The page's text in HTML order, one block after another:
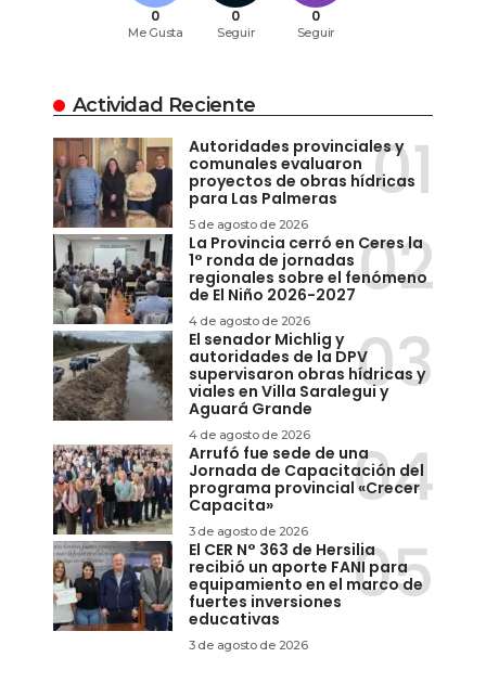
0
Me Gusta
0
Seguir
0
Seguir
Actividad Reciente
Autoridades provinciales y
comunales evaluaron
proyectos de obras hídricas
para Las Palmeras
5 de agosto de 2026
La Provincia cerró en Ceres la
1° ronda de jornadas
regionales sobre el fenómeno
de El Niño 2026-2027
4 de agosto de 2026
El senador Michlig y
autoridades de la DPV
supervisaron obras hídricas y
viales en Villa Saralegui y
Aguará Grande
4 de agosto de 2026
Arrufó fue sede de una
Jornada de Capacitación del
programa provincial «Crecer
Capacita»
3 de agosto de 2026
El CER N° 363 de Hersilia
recibió un aporte FANI para
equipamiento en el marco de
fuertes inversiones
educativas
3 de agosto de 2026